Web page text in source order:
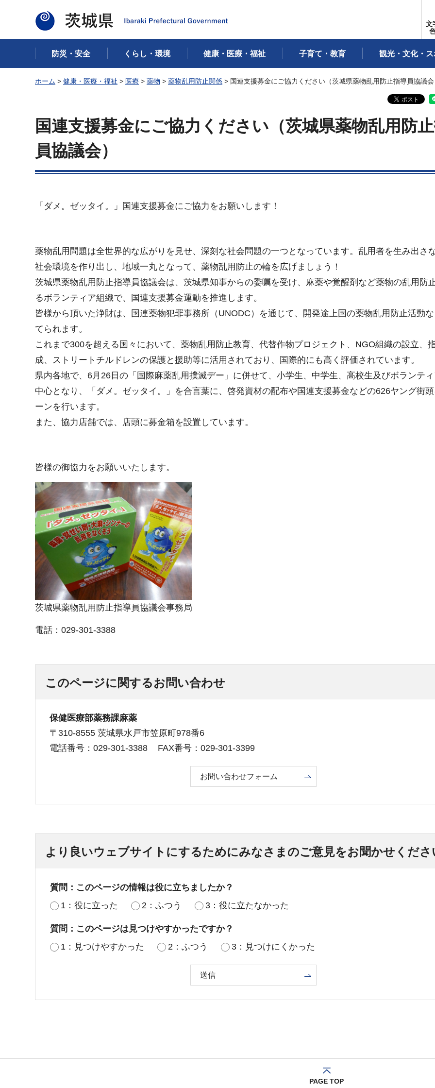
茨城県
文
防災・安全 くらし・環境 健康・医療・福祉 子育て・教育 観光・文化・
ホーム > 健康・医療・福祉 > 医療 > 薬物 > 薬物乱用防止関係 > 国連支援募金にご協力ください（茨城県薬物乱用防止指導員協議
国連支援募金にご協力ください（茨城県薬物乱用防
員協議会）
「ダメ。ゼッタイ。」国連支援募金にご協力をお願いします！
薬物乱用問題は全世界的な広がりを見せ、深刻な社会問題の一つとなっています。乱用者を生み出さ
社会環境を作り出し、地域一丸となって、薬物乱用防止の輪を広げましょう！
茨城県薬物乱用防止指導員協議会は、茨城県知事からの委嘱を受け、麻薬や覚醒剤など薬物の乱用防
るボランティア組織で、国連支援募金運動を推進します。
皆様から頂いた浄財は、国連薬物犯罪事務所（UNODC）を通じて、開発途上国の薬物乱用防止活動
てられます。
これまで300を超える国々において、薬物乱用防止教育、代替作物プロジェクト、NGO組織の設立、
成、ストリートチルドレンの保護と援助等に活用されており、国際的にも高く評価されています。
県内各地で、6月26日の「国際麻薬乱用撲滅デー」に併せて、小学生、中学生、高校生及びボランテ
中心となり、「ダメ。ゼッタイ。」を合言葉に、啓発資材の配布や国連支援募金などの626ヤング街
ーンを行います。
また、協力店舗では、店頭に募金箱を設置しています。
皆様の御協力をお願いいたします。
茨城県薬物乱用防止指導員協議会事務局
電話：029-301-3388
このページに関するお問い合わせ
保健医療部薬務課麻薬
〒310-8555 茨城県水戸市笠原町978番6
電話番号：029-301-3388
FAX番号：029-301-3399
お問い合わせフォーム
より良いウェブサイトにするためにみなさまのご意見をお聞かせくださ
質問：このページの情報は役に立ちましたか？
1：役に立った
2：ふつう 3：役に立たなかった
質問：このページは見つけやすかったですか？
1：見つけやすかった
2：ふつう 3：見つけにくかった
PAGE TOP